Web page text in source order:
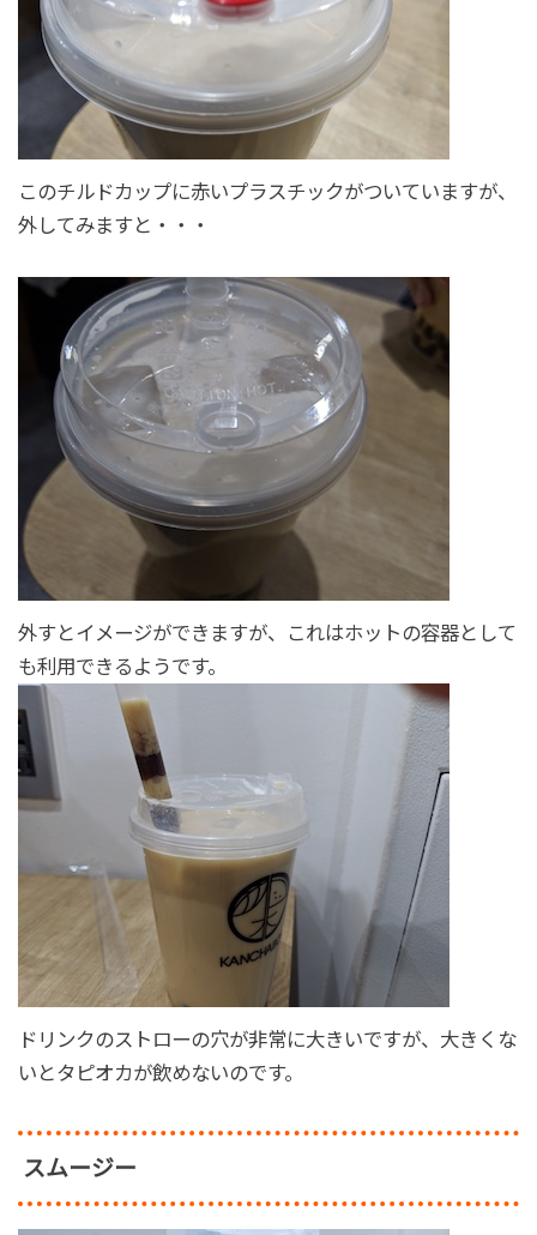
このチルドカップに赤いプラスチックがついていますが、
外してみますと・・・
外すとイメージができますが、これはホットの容器として
も利用できるようです。
ドリンクのストローの穴が非常に大きいですが、大きくな
いとタピオカが飲めないのです。
スムージー